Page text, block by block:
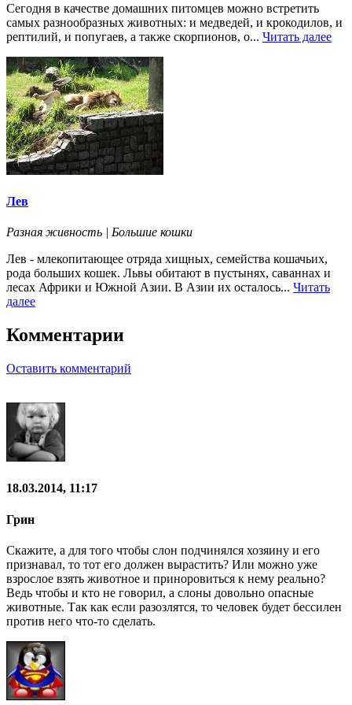
Сегодня в качестве домашних питомцев можно встретить
самых разнообразных животных: и медведей, и крокодилов, и
рептилий, и попугаев, а также скорпионов, о... Читать далее
Лев
Разная живность | Большие кошки
Лев - млекопитающее отряда хищных, семейства кошачьих,
рода больших кошек. Львы обитают в пустынях, саваннах и
лесах Африки и Южной Азии. В Азии их осталось... Читать
далее
Комментарии
Оставить комментарий
18.03.2014, 11:17
Грин
Скажите, а для того чтобы слон подчинялся хозяину и его
признавал, то тот его должен вырастить? Или можно уже
взрослое взять животное и приноровиться к нему реально?
Ведь чтобы и кто не говорил, а слоны довольно опасные
животные. Так как если разозлятся, то человек будет бессилен
против него что-то сделать.